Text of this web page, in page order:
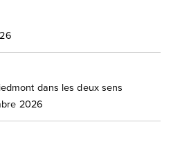
dans les deux sens
2026